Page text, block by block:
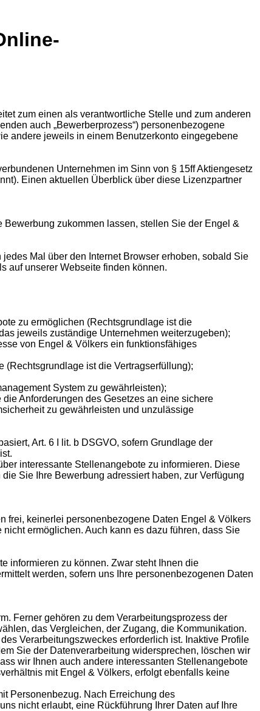
zum einen als verantwortliche Stelle und zum anderen
auch „Bewerberprozess“) personenbezogene
andere jeweils in einem Benutzerkonto eingegebene
Unternehmen im Sinn von § 15ff Aktiengesetz
Einen aktuellen Überblick über diese Lizenzpartner
zukommen lassen, stellen Sie der Engel &
Mal über den Internet Browser erhoben, sobald Sie
auf unserer Webseite finden können.
zu ermöglichen (Rechtsgrundlage ist die
jeweils zuständige Unternehmen weiterzugeben);
von Engel & Völkers ein funktionsfähiges
ist die Vertragserfüllung);
System zu gewährleisten);
Anforderungen des Gesetzes an eine sichere
zu gewährleisten und unzulässige
Art. 6 I lit. b DSGVO, sofern Grundlage der
interessante Stellenangebote zu informieren. Diese
Sie Ihre Bewerbung adressiert haben, zur Verfügung
frei, keinerlei personenbezogene Daten Engel & Völkers
ermöglichen. Auch kann es dazu führen, dass Sie
informieren zu können. Zwar steht Ihnen die
werden, sofern uns Ihre personenbezogenen Daten
Ferner gehören zu dem Verarbeitungsprozess der
das Vergleichen, der Zugang, die Kommunikation.
Verarbeitungszweckes erforderlich ist. Inaktive Profile
Sie der Datenverarbeitung widersprechen, löschen wir
wir Ihnen auch andere interessanten Stellenangebote
mit Engel & Völkers, erfolgt ebenfalls keine
Personenbezug. Nach Erreichung des
nicht erlaubt, eine Rückführung Ihrer Daten auf Ihre